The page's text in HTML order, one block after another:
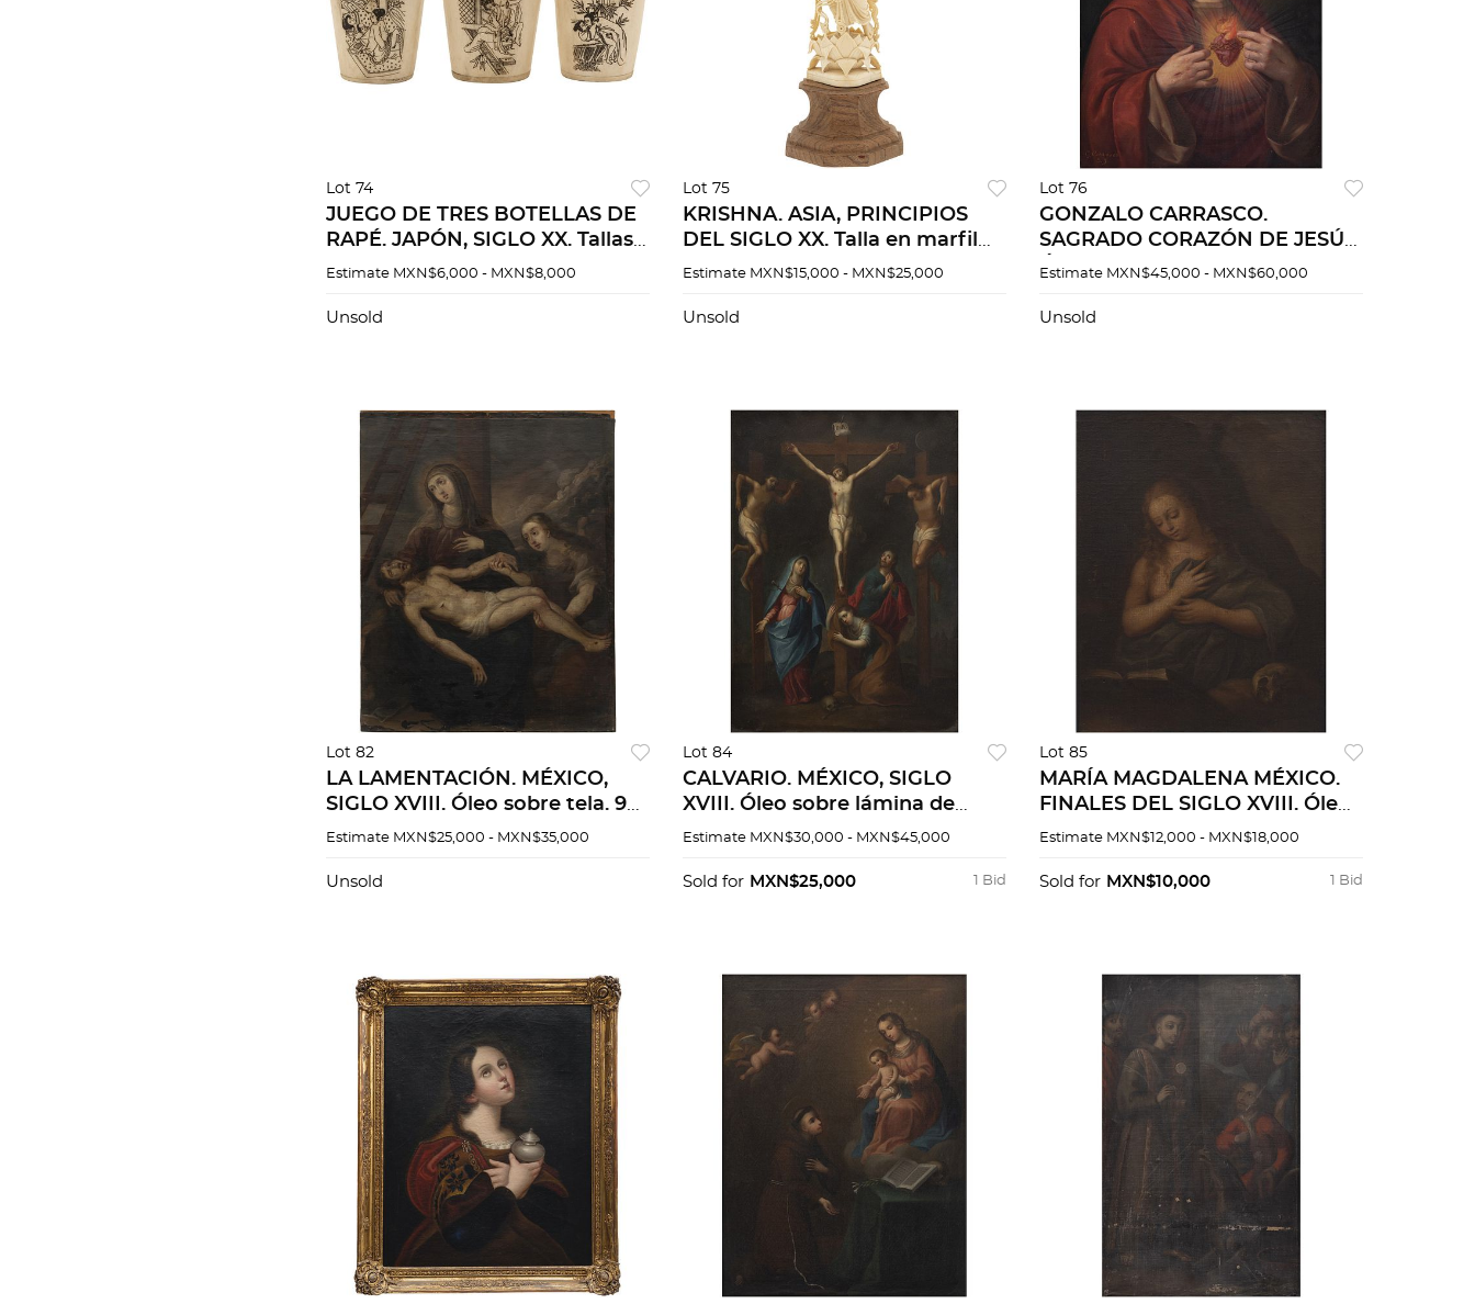
Lot 74
JUEGO DE TRES BOTELLAS DE
RAPÉ. JAPÓN, SIGLO XX. Tallas
en hueso con detalles
escenas shunga por ambos
Estimate MXN$6,000 - MXN$8,000
Unsold
Lot 75
KRISHNA. ASIA, PRINCIPIOS
DEL SIGLO XX. Talla en marfil
con base de madera. 21 cm de
Estimate MXN$15,000 - MXN$25,000
Unsold
Lot 76
GONZALO CARRASCO.
SAGRADO CORAZÓN DE JESÚS.
Óleo sobre tela. Firmado al
Estimate MXN$45,000 - MXN$60,000
Unsold
Lot 82
LA LAMENTACIÓN. MÉXICO,
SIGLO XVIII. Óleo sobre tela. 92
x 75 cm.
Estimate MXN$25,000 - MXN$35,000
Unsold
Lot 84
CALVARIO. MÉXICO, SIGLO
XVIII. Óleo sobre lámina de
cobre. 43 x 31 cm.
Estimate MXN$30,000 - MXN$45,000
1 Bid
Sold for MXN$25,000
Lot 85
MARÍA MAGDALENA MÉXICO.
FINALES DEL SIGLO XVIII. Óleo
sobre tela. 97 x 76 cm.
Estimate MXN$12,000 - MXN$18,000
1 Bid
Sold for MXN$10,000